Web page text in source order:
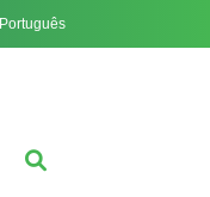
Português